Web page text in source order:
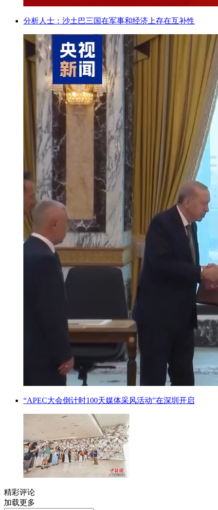
分析人士：沙土巴三国在军事和经济上存在互补性
“APEC大会倒计时100天媒体采风活动”在深圳开启
精彩评论
加载更多